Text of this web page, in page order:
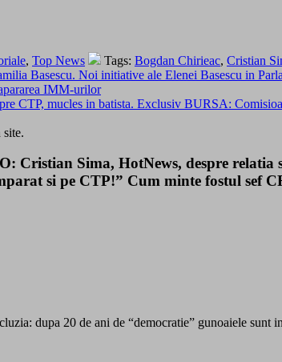
, Top News Tags: Bogdan Chirieac, Cristian
Basescu. Noi initiative ale Elenei Basescu in
IMM-urilor
CTP, mucles in batista. Exclusiv BURSA:
Cristian Sima, HotNews, despre
si pe CTP!” Cum minte fostul sef
dupa 20 de ani de “democratie” gunoaiele sunt